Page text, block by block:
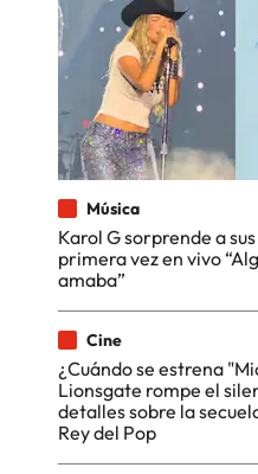
Música
Karol G sorprende a
primera vez en vivo
amaba”
Cine
¿Cuándo se estrena
Lionsgate rompe el
detalles sobre la
Rey del Pop